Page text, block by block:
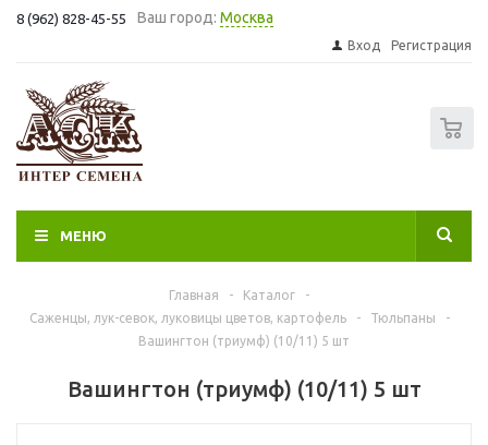
8 (962) 828-45-55 Ваш город: Москва
Вход Регистрация
МЕНЮ
Главная - Каталог
-
Саженцы, лук-севок, луковицы цветов, картофель
- Тюльпаны
-
Вашингтон (триумф) (10/11) 5 шт
Вашингтон (триумф) (10/11) 5 шт